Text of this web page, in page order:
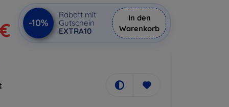
-10%
Rabatt mit
Gutschein
EXTRA10
In den
Warenkorb